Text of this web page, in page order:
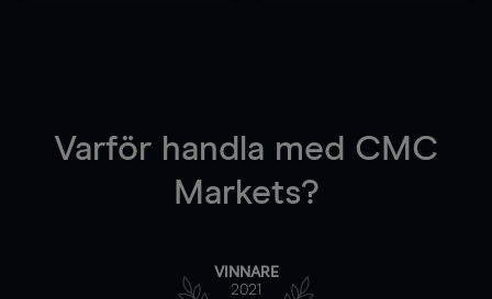
Varför handla med CMC
Markets?
VINNARE
2021